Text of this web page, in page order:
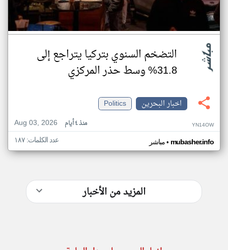
التضخم السنوي بتركيا يتراجع إلى
31.8% وسط حذر المركزي
اخبار البحرين
Politics
Aug 03, 2026
منذ ٤ أيام YN14OW
مباشر• mubasher.info عدد الكلمات: ١٨٧
المزيد من الأخبار